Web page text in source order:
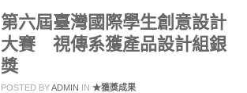
第六屆臺灣國際學生創意設計
大賽 視傳系獲產品設計組銀
獎
POSTED BYADMIN IN ★獲獎成果